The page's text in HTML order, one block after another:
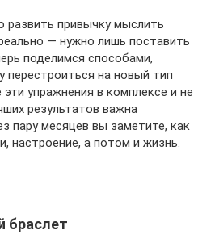
развить привычку мыслить
— нужно лишь поставить
поделимся способами,
перестроиться на новый тип
упражнения в комплексе и не
результатов важна
пару месяцев вы заметите, как
настроение, а потом и жизнь.
браслет